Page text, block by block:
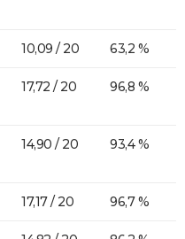
10,09 / 20 63,2 %
17,72 / 20 96,8 %
14,90 / 20 93,4 %
17,17 / 20 96,7 %